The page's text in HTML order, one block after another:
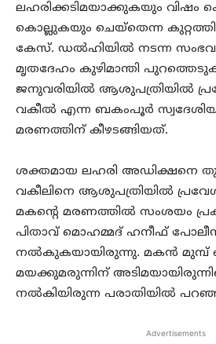
ലഹരിക്കടിമയാക്കുകയും
കൊല്ലുകയും ചെയ്തെന്ന
കേസ്. ഡല്‍ഹിയില്‍ നടന്ന
മൃതദേഹം കുഴിമാന്തി
ജനുവരിയില്‍ ആശുപത്രിയില്‍
വകീല്‍ എന്ന ബകംപൂര്‍
മരണത്തിന് കീഴടങ്ങിയത്.
ശക്തമായ ലഹരി അഡിക്ഷനെ
വകീലിനെ ആശുപത്രിയില്‍
മകന്റെ മരണത്തില്‍ സംശയം
പിതാവ് മൊഹമ്മദ് ഹനീഫ്
നല്‍കുകയായിരുന്നു. മകന്‍ മുമ്പ്
മയക്കുമരുന്നിന്
നല്‍കിയിരുന്ന പരാതിയില്‍
Advertisements